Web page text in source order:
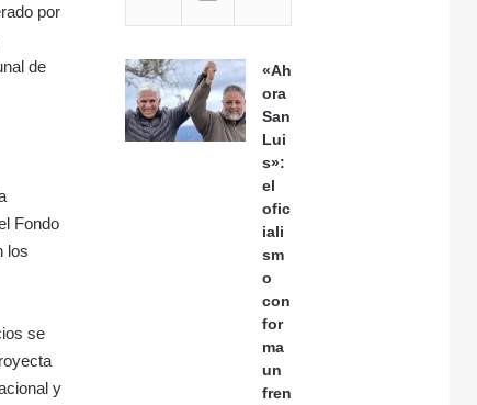
por
de
Fondo
los
se
y
«Ah
ora
San
Lui
s»:
el
ofic
iali
sm
o
con
for
ma
un
fren